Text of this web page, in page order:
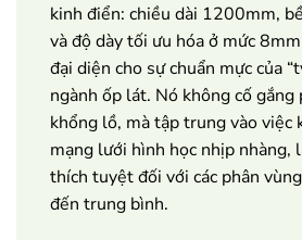
kinh điển: chiều dài 1200mm,
và độ dày tối ưu hóa ở mức
đại diện cho sự chuẩn mực của
ngành ốp lát. Nó không cố
khổng lồ, mà tập trung vào việc
mạng lưới hình học nhịp nhàng,
thích tuyệt đối với các phân
đến trung bình.